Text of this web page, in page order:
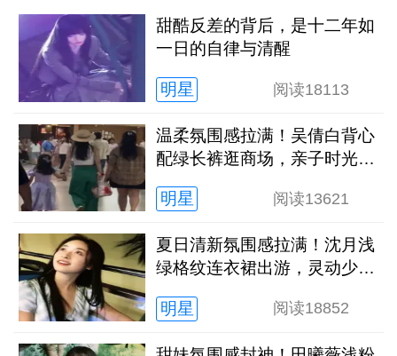
甜酷反差的背后，是十二年如
一日的自律与清醒
明星 阅读18113
温柔氛围感拉满！吴倩白背心
配绿长裤逛商场，亲子时光松
明星
阅读13621
夏日清新氛围感拉满！沈月浅
绿格纹连衣裙出游，灵动少女
明星
阅读18852